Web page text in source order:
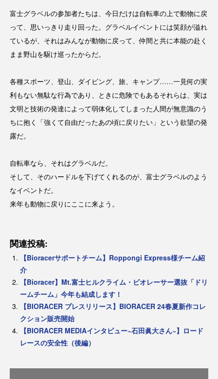
富士グラベルの参加者たちは、今日だけは自転車の上で動物に戻
って、思いっきり走り回った。グラベルイベントには笑顔が溢れ
ているが、それはみんなが動物に戻って、仲間と共に本能の赴く
まま野山を駆け巡ったからだ。
各種スポーツ、登山、ダイビング、旅、キャンプ……一見何の実
利もない無駄な行為であり、ときに危険でもあるそれらは、実は
文明と技術の発達によって弱体化してしまった人間が無意識のう
ちに抱く「強くて自由だったあの頃に戻りたい」という欲望の発
露だ。
自転車なら、それはグラベルだ。
そして、そのハードルを下げてくれるのが、富士グラベルのよう
なイベントだ。
来年も動物に戻りにここに来よう。
関連投稿:
【Bioracerサポートチーム】Roppongi Express様チーム紹
介
【Bioracer】Mt.富士ヒルクライム・ビオレーサー選抜「ドリ
ームチーム」今年も結成します！
【BIORACER プレスリリース】BIORACER 24春夏新作コレ
クション販売開始
【BIORACER MEDIAインタビュー~石田眞大さん~】ロード
レースの安全性（後編）